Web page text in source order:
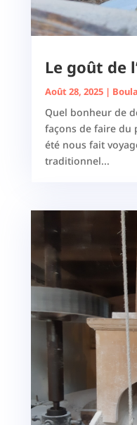
Le goût de
Août 28, 2025|
Quel bonheur de
façons de faire du
été nous fait
traditionnel...